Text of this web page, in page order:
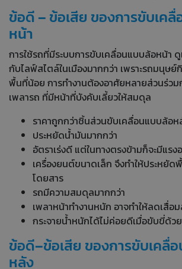
ข้อดี – ข้อเสีย ของการขับเค
หน้า
การใช้รถที่มีระบบการขับเคลื่อนแบบล้อหน้า ดู
กับไลฟ์สไตล์ในเมืองมากกว่า เพราะรถมนุษ
พื้นที่น้อย การทำงานต้องอาศัยหลายส่วนร่วม
เพลารถ ที่มีหน้าที่บังคับเลี้ยวให้สมดุล
ราคาถูกกว่าชิ้นส่วนขับเคลื่อนแบบล้อห
ประหยัดน้ำมันมากกว่า
อัตราเร่งดี แต่ในทางตรงข้ามก็จะมีแร
เครื่องยนต์ขนาดเล็ก จึงทำให้ประหยัด
โดยสาร
รถมีความสมดุลมากกว่า
เพลาหน้าทำงานหนัก อาจทำให้ลดเสื่อ
กระจายน้ำหนักได้ไม่ค่อยดีเมื่อขับขี่ด้ว
ข้อดี–ข้อเสีย ของการขับเคลื่
หลัง